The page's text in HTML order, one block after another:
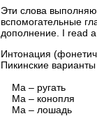
Эти слова
вспомогательные
дополнение. I read
Интонация
Пикинские
Ma – ругать
Ma – конопля
Ma – лошадь